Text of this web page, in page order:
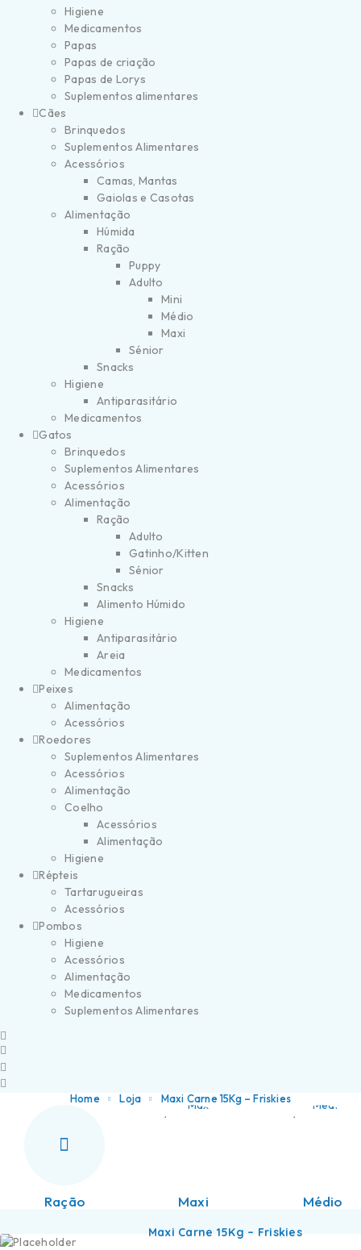
Higiene
Medicamentos
Papas
Papas de criação
Papas de Lorys
Suplementos alimentares
Cães
Brinquedos
Suplementos Alimentares
Acessórios
Camas, Mantas
Gaiolas e Casotas
Alimentação
Húmida
Ração
Puppy
Adulto
Mini
Médio
Maxi
Sénior
Snacks
Higiene
Antiparasitário
Medicamentos
Gatos
Brinquedos
Suplementos Alimentares
Acessórios
Alimentação
Ração
Adulto
Gatinho/Kitten
Sénior
Snacks
Alimento Húmido
Higiene
Antiparasitário
Areia
Medicamentos
Peixes
Alimentação
Acessórios
Roedores
Suplementos Alimentares
Acessórios
Alimentação
Coelho
Acessórios
Alimentação
Higiene
Répteis
Tartarugueiras
Acessórios
Pombos
Higiene
Acessórios
Alimentação
Medicamentos
Suplementos Alimentares
Home Loja Maxi Carne 15Kg – Friskies
Ração Maxi Médio
Maxi Carne 15Kg – Friskies